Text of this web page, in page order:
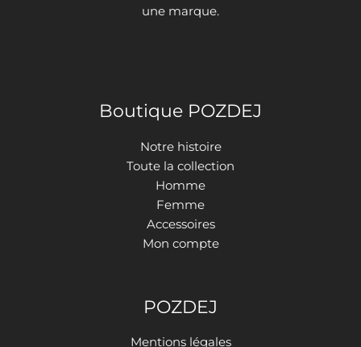
une marque.
Boutique POZDEJ
Notre histoire
Toute la collection
Homme
Femme
Accessoires
Mon compte
POZDEJ
Mentions légales